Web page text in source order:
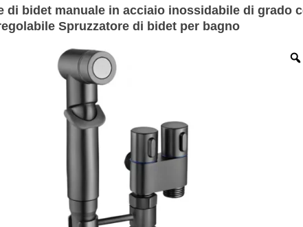
di bidet manuale in acciaio inossidabile di grado
Spruzzatore di bidet per bagno